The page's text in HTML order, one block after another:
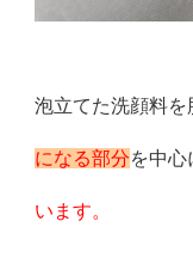
泡立てた洗顔料
になる部分を中心
います。